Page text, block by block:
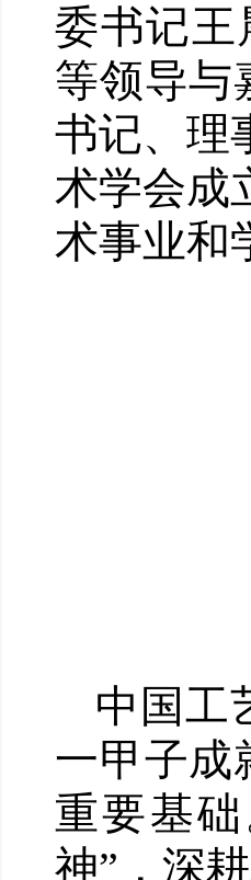
委书记王
等领导与
书记、理
术学会成
术事业和
中国工
一甲子成
重要基
神”，深